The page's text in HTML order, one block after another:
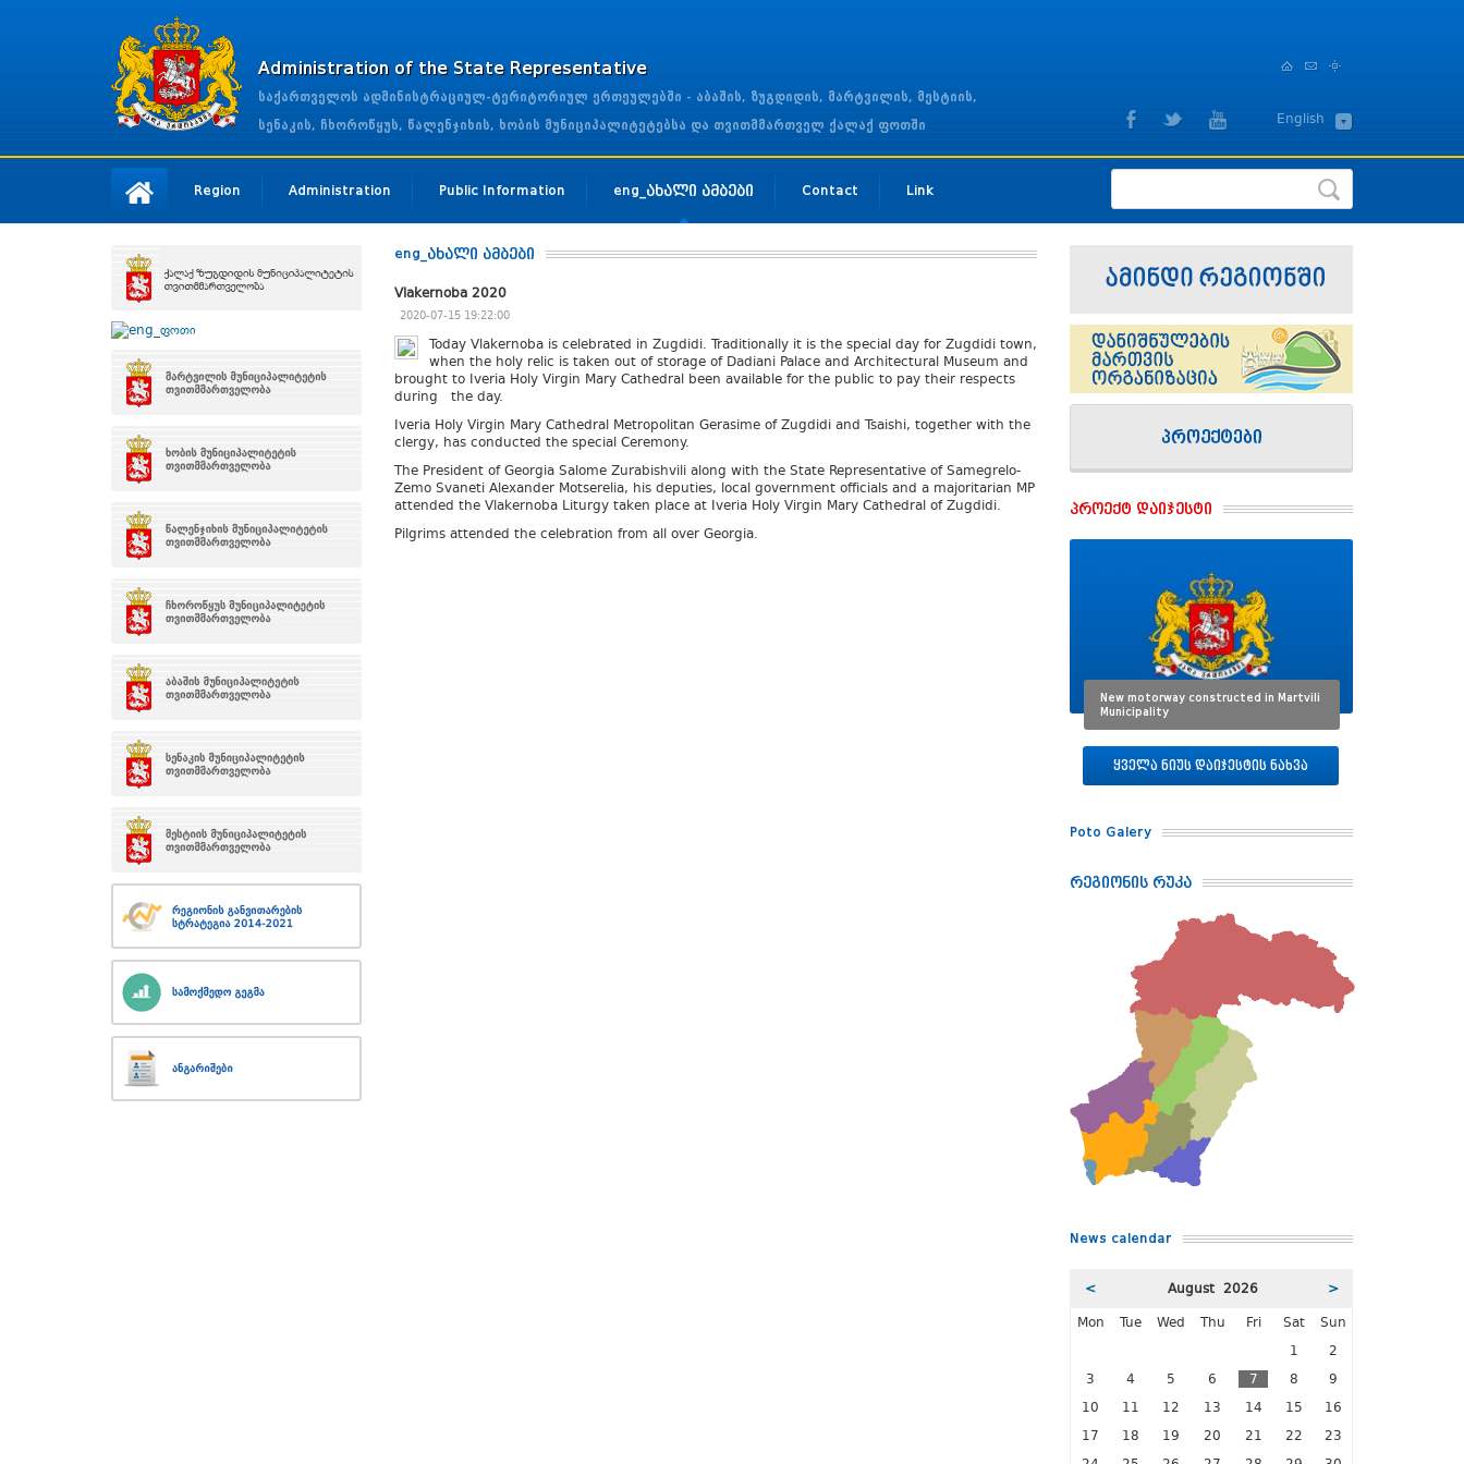
Administration of the State Representative
საქართველოს ადმინისტრაციულ-ტერიტორიულ ერთეულებში - აბაშის, ზუგდიდის, მარტვილის, მესტიის,
სენაკის, ჩხოროწყუს, წალენჯიხის, ხობის მუნიციპალიტეტებსა და თვითმმართველ ქალაქ ფოთში
English
ქართული
Region Administration Public Information eng_ახალი ამბები Contact Link
eng_ახალი ამბები
Vlakernoba 2020
2020-07-15 19:22:00
Today Vlakernoba is celebrated in Zugdidi. Traditionally it is the special day for Zugdidi town,
when the holy relic is taken out of storage of Dadiani Palace and Architectural Museum and
brought to Iveria Holy Virgin Mary Cathedral been available for the public to pay their respects
during the day.
Iveria Holy Virgin Mary Cathedral Metropolitan Gerasime of Zugdidi and Tsaishi, together with the
clergy, has conducted the special Ceremony.
The President of Georgia Salome Zurabishvili along with the State Representative of Samegrelo-
Zemo Svaneti Alexander Motserelia, his deputies, local government officials and a majoritarian MP
attended the Vlakernoba Liturgy taken place at Iveria Holy Virgin Mary Cathedral of Zugdidi.
Pilgrims attended the celebration from all over Georgia.
პროექტ დაიჯესტი
New motorway constructed in Martvili
Municipality
ყველა ნიუს დაიჯესტის ნახვა
Poto Galery
რეგიონის რუკა
News calendar
< August 2026 >
Mon Tue Wed Thu Fri Sat
Sun
1
2
3
4 5 6 7 8
9
10
11 12 13 14 15
16
17
18 19 20 21 22
23